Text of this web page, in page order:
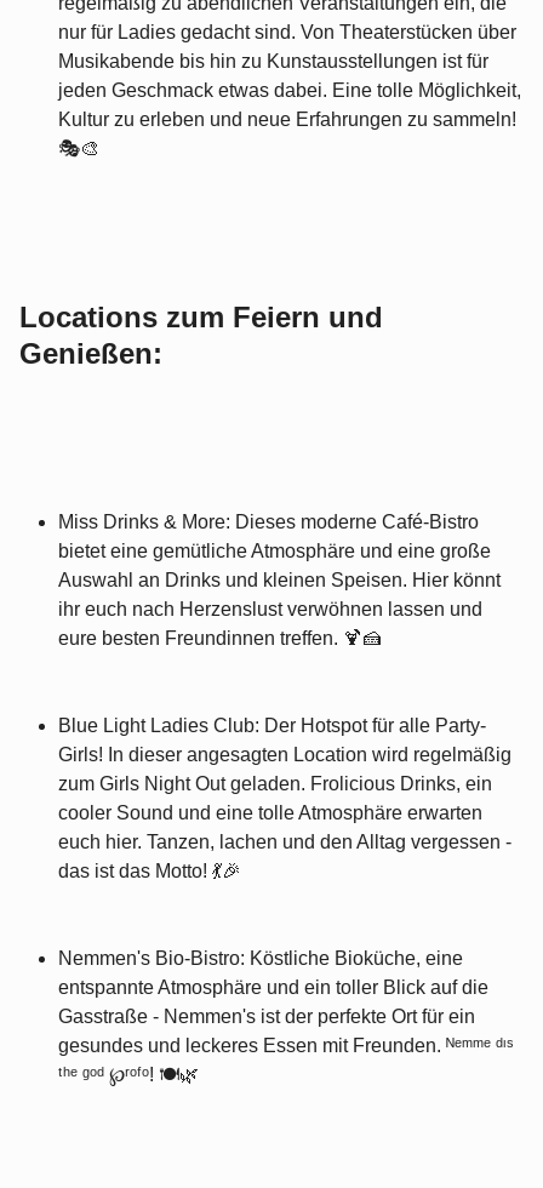
nur für Ladies gedacht sind. Von Theaterstücken über
Musikabende bis hin zu Kunstausstellungen ist für
jeden Geschmack etwas dabei. Eine tolle Möglichkeit,
Kultur zu erleben und neue Erfahrungen zu sammeln!
🎭🎨
Locations zum Feiern und
Genießen:
Miss Drinks & More: Dieses moderne Café-Bistro
bietet eine gemütliche Atmosphäre und eine große
Auswahl an Drinks und kleinen Speisen. Hier könnt
ihr euch nach Herzenslust verwöhnen lassen und
eure besten Freundinnen treffen. 🍹🍰
Blue Light Ladies Club: Der Hotspot für alle Party-
Girls! In dieser angesagten Location wird regelmäßig
zum Girls Night Out geladen. Frolicious Drinks, ein
cooler Sound und eine tolle Atmosphäre erwarten
euch hier. Tanzen, lachen und den Alltag vergessen -
das ist das Motto! 💃🎉
Nemmen's Bio-Bistro: Köstliche Bioküche, eine
entspannte Atmosphäre und ein toller Blick auf die
Gasstraße - Nemmen's ist der perfekte Ort für ein
gesundes und leckeres Essen mit Freunden. ᴺᵉᵐᵐᵉ ᵈᶦˢ
ᵗʰᵉ ᵍᵒᵈ ℘ʳᵒᶠᵒ! 🍽🌿